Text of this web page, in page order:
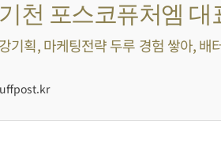
천 포스코퓨처엠 대
기획, 마케팅전략 두루 경험 쌓아, 배